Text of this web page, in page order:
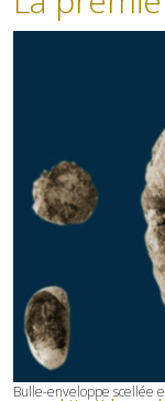
Bulle-enveloppe scellée